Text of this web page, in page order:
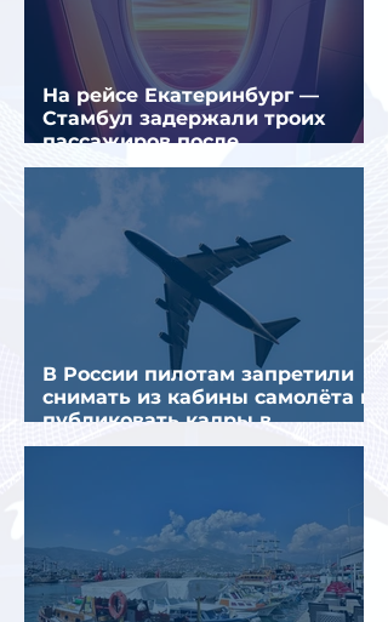
На рейсе Екатеринбург —
Стамбул задержали троих
пассажиров после
предполагаемой серии краж
В России пилотам запретили
снимать из кабины самолёта и
публиковать кадры в
интернете